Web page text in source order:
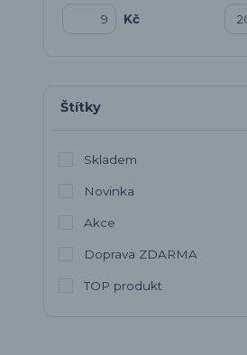
Kč
Štítky
Skladem
Novinka
Akce
Doprava ZDARMA
TOP produkt